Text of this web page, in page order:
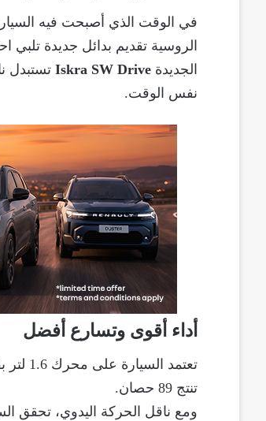
في الوقت الذي أصبحت فيه
الروسية تقديم بدائل جديدة تلبي
الجديدة Iskra SW Drive
نفس الوقت.
أداء أقوى وتسارع أفضل
تنتج 89 حصان.
ومع ناقل الحركة اليدوي، تحقق